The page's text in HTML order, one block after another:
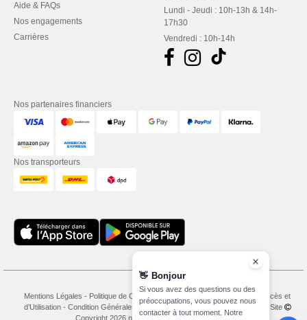
Aide & FAQs
Nos engagements
Carrières
Lundi - Jeudi : 10h-13h & 14h-
17h30
Vendredi : 10h-14h
Nos partenaires financiers
Nos transporteurs
Mentions Légales - Politique de Confidentialité
Conditions Générales d’Accès et
d’Utilisation- Condition Générales d'Achat - Politique de Cookies
Plan du Site
Copyright 2026 needen.ch - Tous droits réservés
👋 Bonjour
Si vous avez des questions ou des
préoccupations, vous pouvez nous
contacter à tout moment. Notre